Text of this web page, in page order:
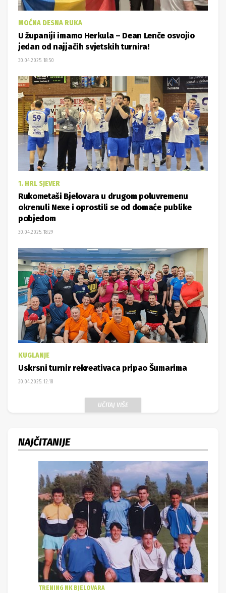
MOĆNA DESNA RUKA
U županiji imamo Herkula – Dean Lenče osvojio
jedan od najjačih svjetskih turnira!
30.04.2025. 18:50
1. HRL SJEVER
Rukometaši Bjelovara u drugom poluvremenu
okrenuli Nexe i oprostili se od domaće publike
pobjedom
30.04.2025. 18:29
KUGLANJE
Uskrsni turnir rekreativaca pripao Šumarima
30.04.2025. 12:18
UČITAJ VIŠE
NAJČITANIJE
TRENING NK BJELOVARA